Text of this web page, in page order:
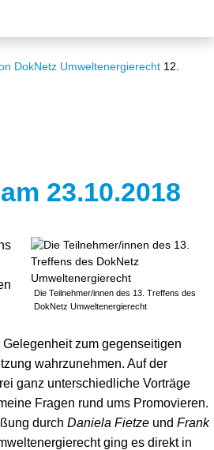
DokNetz Umweltenergierecht 12.
23.10.2018
Die Teilnehmer/innen des 13. Treffens des
DokNetz Umweltenergierecht
zum gegenseitigen
wahrzunehmen. Auf der
ganz unterschiedliche Vorträge
Fragen rund ums Promovieren.
durch Daniela Fietze und Frank
ging es direkt in